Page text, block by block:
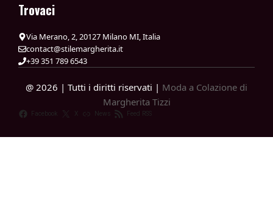
Trovaci
Via Merano, 2, 20127 Milano MI, Italia
contact@stilemargherita.it
+39 351 789 6543
@ 2026 | Tutti i diritti riservati | Moda a Colazione di
Margherita Tizzi
Facebook X News Feed RSS